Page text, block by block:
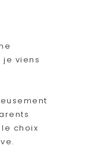
je viens
choix